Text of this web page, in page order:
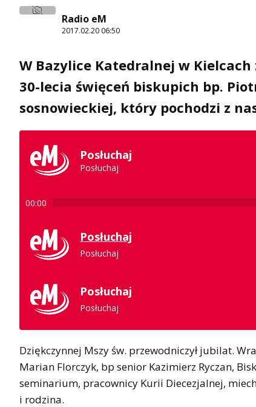
Radio eM
2017.02.20 06:50
W Bazylice Katedralnej w
30-lecia święceń biskupich bp.
sosnowieckiej, który pochodzi z
Posłuchaj
Posłuchaj
00:00
Posłuchaj
Posłuchaj
Posłuchaj
Posłuchaj
Dziękczynnej Mszy św. przewodniczył jubilat.
Marian Florczyk, bp senior Kazimierz Ryczan,
seminarium, pracownicy Kurii Diecezjalnej,
i rodzina.